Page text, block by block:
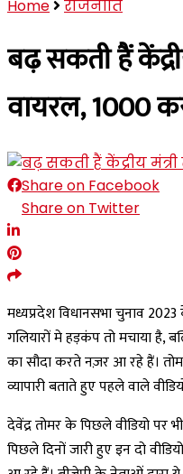
Home राजनीति
बढ़ सकती हैं
वायरल, 1000
Share on Facebook
Share on Twitter
मध्यप्रदेश विधानसभा चुनाव
गलियारों मे हड़कंप तो मचाया है,
का सौदा करते नज़र आ रहे हैं।
व्यापारी बताते हुए पहले वाले
देवेंद्र तोमर के पिछले वीडियो पर
पिछले दिनों जारी हुए इन दो